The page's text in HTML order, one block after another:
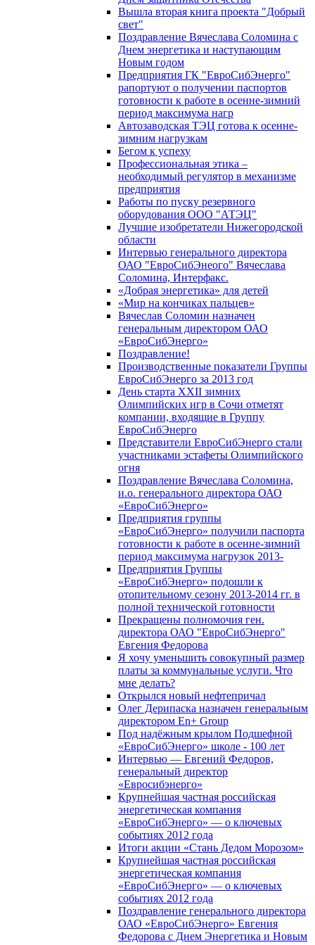
Вышла вторая книга проекта "Добрый
свет"
Поздравление Вячеслава Соломина с
Днем энергетика и наступающим
Новым годом
Предприятия ГК "ЕвроСибЭнерго"
рапортуют о получении паспортов
готовности к работе в осенне-зимний
период максимума нагр
Автозаводская ТЭЦ готова к осенне-
зимним нагрузкам
Бегом к успеху
Профессиональная этика –
необходимый регулятор в механизме
предприятия
Работы по пуску резервного
оборудования ООО "АТЭЦ"
Лучшие изобретатели Нижегородской
области
Интервью генерального директора
ОАО "ЕвроСибЭнеого" Вячеслава
Соломина, Интерфакс.
«Добрая энергетика» для детей
«Мир на кончиках пальцев»
Вячеслав Соломин назначен
генеральным директором ОАО
«ЕвроСибЭнерго»
Поздравление!
Производственные показатели Группы
ЕвроСибЭнерго за 2013 год
День старта XXII зимних
Олимпийских игр в Сочи отметят
компании, входящие в Группу
ЕвроСибЭнерго
Представители ЕвроСибЭнерго стали
участниками эстафеты Олимпийского
огня
Поздравление Вячеслава Соломина,
и.о. генерального директора ОАО
«ЕвроСибЭнерго»
Предприятия группы
«ЕвроСибЭнерго» получили паспорта
готовности к работе в осенне-зимний
период максимума нагрузок 2013-
Предприятия Группы
«ЕвроСибЭнерго» подошли к
отопительному сезону 2013-2014 гг. в
полной технической готовности
Прекращены полномочия ген.
директора ОАО "ЕвроСибЭнерго"
Евгения Федорова
Я хочу уменьшить совокупный размер
платы за коммунальные услуги. Что
мне делать?
Открылся новый нефтепричал
Олег Дерипаска назначен генеральным
директором En+ Group
Под надёжным крылом Подшефной
«ЕвроСибЭнерго» школе - 100 лет
Интервью — Евгений Федоров,
генеральный директор
«Евросибэнерго»
Крупнейшая частная российская
энергетическая компания
«ЕвроСибЭнерго» — о ключевых
событиях 2012 года
Итоги акции «Стань Дедом Морозом»
Крупнейшая частная российская
энергетическая компания
«ЕвроСибЭнерго» — о ключевых
событиях 2012 года
Поздравление генерального директора
ОАО «ЕвроСибЭнерго» Евгения
Федорова с Днем Энергетика и Новым